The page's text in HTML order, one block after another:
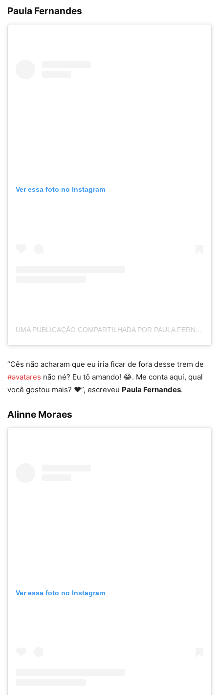
Paula Fernandes
Ver essa foto no Instagram
UMA PUBLICAÇÃO COMPARTILHADA POR PAULA FERNANDES 🚪 (@PAULAFERNANDES)
“Cês não acharam que eu iria ficar de fora desse trem de
#avatares não né? Eu tô amando! 😂. Me conta aqui, qual
você gostou mais? ❤️”, escreveu Paula Fernandes.
Alinne Moraes
Ver essa foto no Instagram